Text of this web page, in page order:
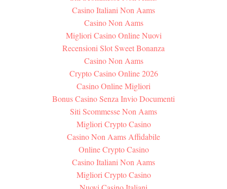
Casino Italiani Non Aams
Casino Non Aams
Migliori Casino Online Nuovi
Recensioni Slot Sweet Bonanza
Casino Non Aams
Crypto Casino Online 2026
Casino Online Migliori
Bonus Casino Senza Invio Documenti
Siti Scommesse Non Aams
Migliori Crypto Casino
Casino Non Aams Affidabile
Online Crypto Casino
Casino Italiani Non Aams
Migliori Crypto Casino